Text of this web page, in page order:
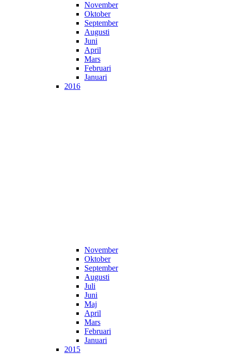
November
Oktober
September
Augusti
Juni
April
Mars
Februari
Januari
2016
November
Oktober
September
Augusti
Juli
Juni
Maj
April
Mars
Februari
Januari
2015